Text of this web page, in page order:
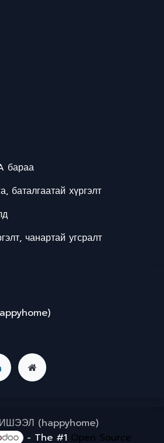
бараа
баталгаатай хүргэлт
чанартай угсралт
(happyhome)
- The #1 Open Source